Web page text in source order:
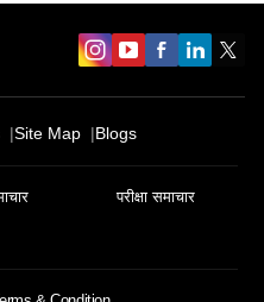
Site Map Blogs
परीक्षा समाचार